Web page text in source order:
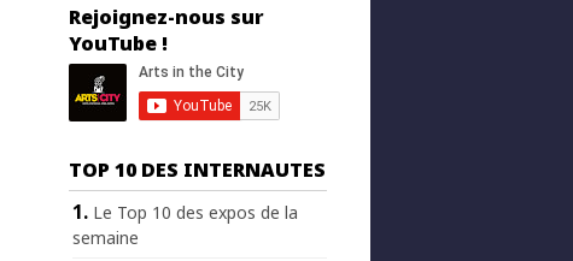
Rejoignez-nous sur
YouTube !
TOP 10 DES INTERNAUTES
Le Top 10 des expos de la
semaine